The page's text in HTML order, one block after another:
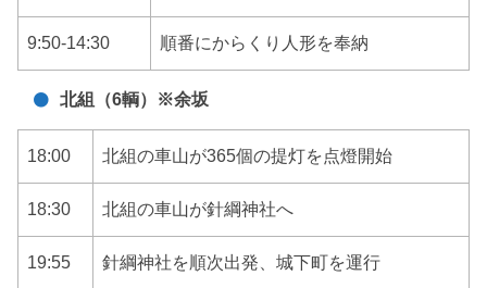
9:50-14:30 順番にからくり人形を奉納
北組（6輌）※余坂
18:00 北組の車山が365個の提灯を点燈開始
18:30 北組の車山が針綱神社へ
19:55 針綱神社を順次出発、城下町を運行